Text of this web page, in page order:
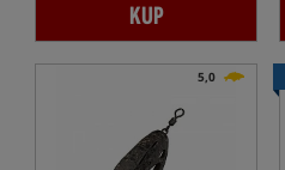
KUP
5,0